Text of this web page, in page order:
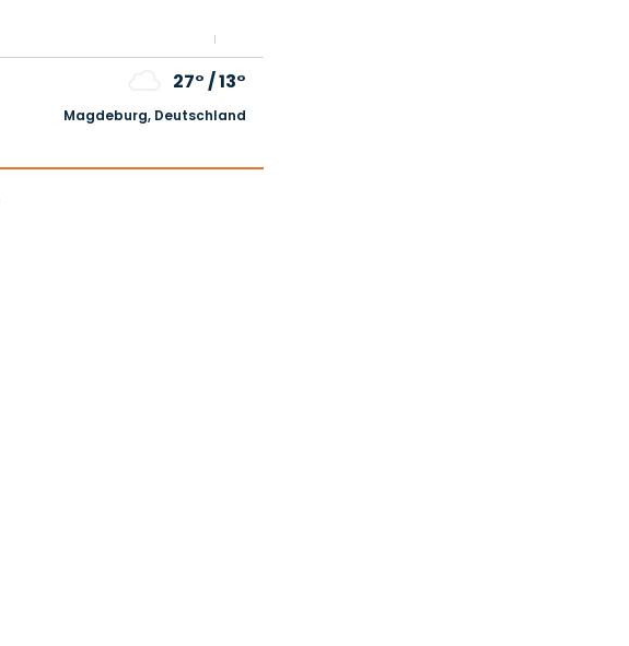
27°/13°
Magdeburg, Deutschland